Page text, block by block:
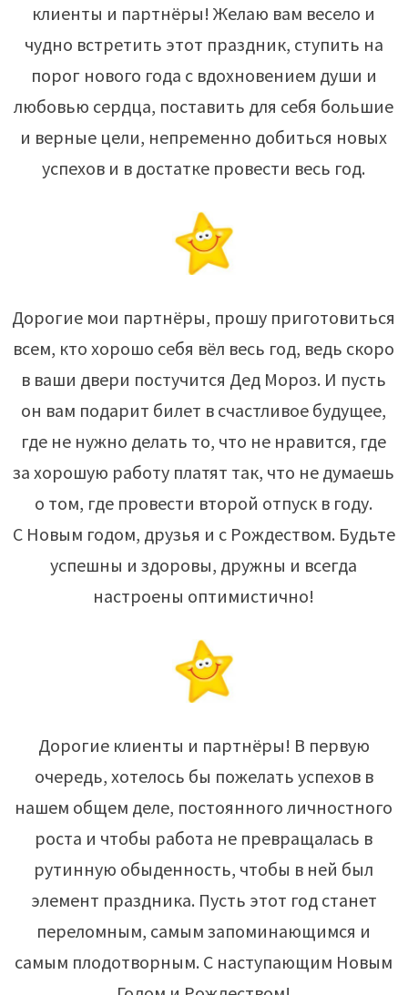
клиенты и партнёры! Желаю вам весело и
чудно встретить этот праздник, ступить на
порог нового года с вдохновением души и
любовью сердца, поставить для себя большие
и верные цели, непременно добиться новых
успехов и в достатке провести весь год.
Дорогие мои партнёры, прошу приготовиться
всем, кто хорошо себя вёл весь год, ведь скоро
в ваши двери постучится Дед Мороз. И пусть
он вам подарит билет в счастливое будущее,
где не нужно делать то, что не нравится, где
за хорошую работу платят так, что не думаешь
о том, где провести второй отпуск в году.
С Новым годом, друзья и с Рождеством. Будьте
успешны и здоровы, дружны и всегда
настроены оптимистично!
Дорогие клиенты и партнёры! В первую
очередь, хотелось бы пожелать успехов в
нашем общем деле, постоянного личностного
роста и чтобы работа не превращалась в
рутинную обыденность, чтобы в ней был
элемент праздника. Пусть этот год станет
переломным, самым запоминающимся и
самым плодотворным. С наступающим Новым